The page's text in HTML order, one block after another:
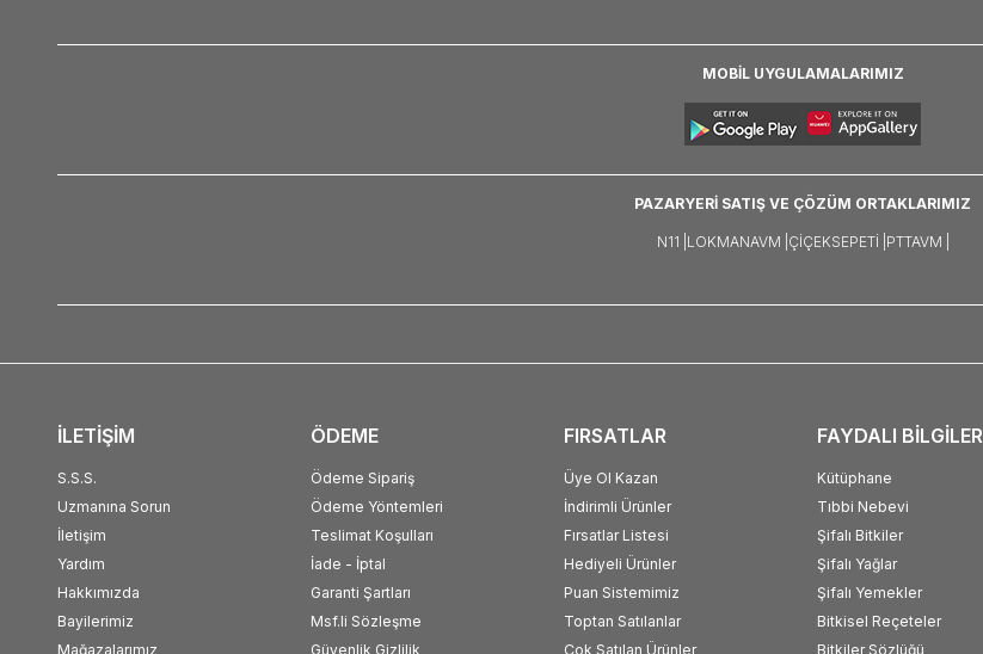
MOBİL UYGULAMALARIMIZ
PAZARYERİ SATIŞ VE ÇÖZÜM ORTAKLARIMIZ
N11 | LOKMANAVM | ÇIÇEKSEPETI | PTTAVM |
İLETİŞİM
S.S.S.
Uzmanına Sorun
İletişim
Yardım
Hakkımızda
Bayilerimiz
Mağazalarımız
ÖDEME
Ödeme Sipariş
Ödeme Yöntemleri
Teslimat Koşulları
İade - İptal
Garanti Şartları
Msf.li Sözleşme
Güvenlik Gizlilik
FIRSATLAR
Üye Ol Kazan
İndirimli Ürünler
Fırsatlar Listesi
Hediyeli Ürünler
Puan Sistemimiz
Toptan Satılanlar
Çok Satılan Ürünler
FAYDALI BİLGİLER
Kütüphane
Tıbbi Nebevi
Şifalı Bitkiler
Şifalı Yağlar
Şifalı Yemekler
Bitkisel Reçeteler
Bitkiler Sözlüğü